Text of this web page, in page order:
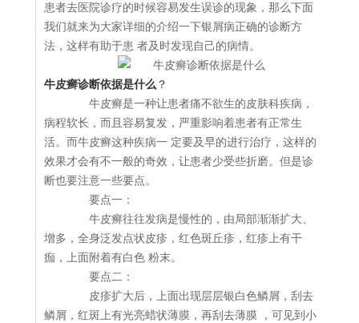
患者去医院诊疗的时候容易发生误诊的现象，那么下面
我们就来为大家详细的介绍一下银屑病正确的诊断方
法，这样有助于患 者及时发现自己的病情。
牛皮癣诊断依据是什么 ？
牛皮癣是一种让患者痛不欲生的皮肤科疾病，
病程软长，而且容易复发，严重影响着患者有正常生
活。而牛皮癣这种疾病一 定要及早的进行治疗，这样的
效果才会有不一般的奇效，让患者少受些折磨。但是诊
断也要注意一些要点。
要点一：
牛皮癣往往发病是慢性的，由局部渐渐扩大、
增多，全身泛发点状皮疹，红色斑丘疹，红疹上有干
痂，上面附着有白色 粉末。
要点二：
皮疹扩大后，上面出现层层银白色鳞屑，刮去
鳞屑，红斑上有光亮蜡状薄膜，再刮去薄膜 ，可见到小